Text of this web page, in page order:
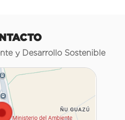
y Desarrollo Sostenible